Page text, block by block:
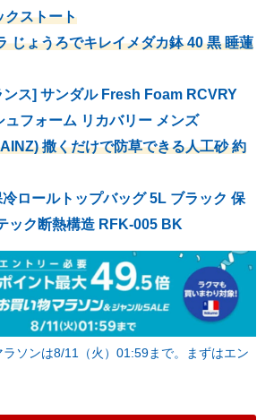
クストート
じょうろでキレイメダカ鉢 40 黒 睡蓮
ンス] サンダル Fresh Foam RCVRY
フォーム リカバリー メンズ
撒くだけで防草できる人工砂 約
ロールトップバッグ 5L ブラック 保
ック断熱構造 RFK-005 BK
ラソンは8/11（火）01:59まで。まずはエン